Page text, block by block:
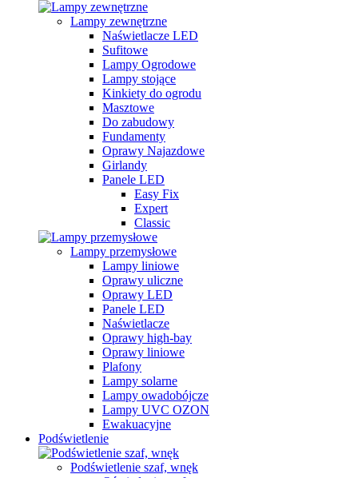
Lampy zewnętrzne
Naświetlacze LED
Sufitowe
Lampy Ogrodowe
Lampy stojące
Kinkiety do ogrodu
Masztowe
Do zabudowy
Fundamenty
Oprawy Najazdowe
Girlandy
Panele LED
Easy Fix
Expert
Classic
Lampy przemysłowe
Lampy liniowe
Oprawy uliczne
Oprawy LED
Panele LED
Naświetlacze
Oprawy high-bay
Oprawy liniowe
Plafony
Lampy solarne
Lampy owadobójcze
Lampy UVC OZON
Ewakuacyjne
Podświetlenie
Podświetlenie szaf, wnęk